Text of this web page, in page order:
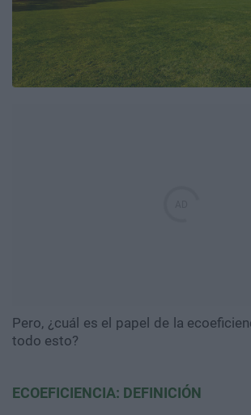
Pero, ¿cuál es el papel de la
todo esto?
ECOEFICIENCIA: DEFINICIÓN